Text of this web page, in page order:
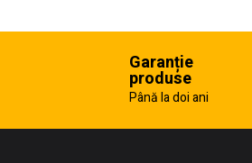
Garanție
produse
Până la doi ani